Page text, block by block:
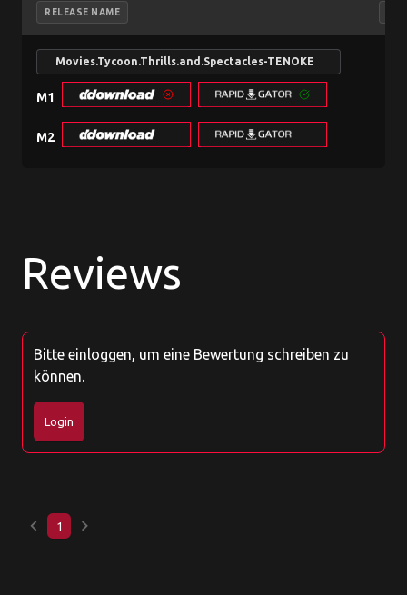
RELEASE NAME
Movies.Tycoon.Thrills.and.Spectacles-TENOKE
M1
M2
Reviews
Bitte einloggen, um eine Bewertung schreiben zu
können.
Login
keyboard_arrow_left 1 keyboard_arrow_right